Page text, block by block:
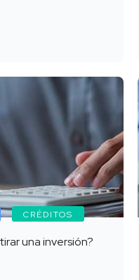
CRÉDITOS
una inversión?